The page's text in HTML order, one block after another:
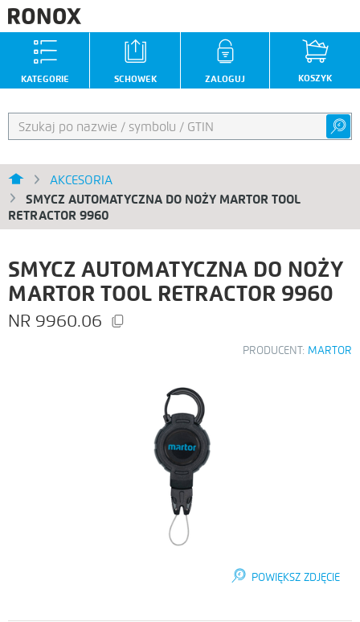
ZALOGUJ KOSZYK
SCHOWEK
KATEGORIE
AKCESORIA
SMYCZ AUTOMATYCZNA DO NOŻY MARTOR TOOL
RETRACTOR 9960
SMYCZ AUTOMATYCZNA DO NOŻY
MARTOR TOOL RETRACTOR 9960
9960.06
PRODUCENT: MARTOR
POWIĘKSZ ZDJĘCIE